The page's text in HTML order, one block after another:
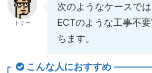
トミー
次のようなケースで
ECTのような工事不
ちます。
こんな人におすすめ